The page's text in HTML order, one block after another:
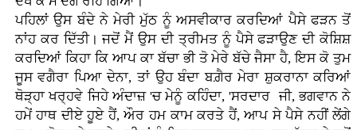
ਪਹਿਲਾਂ ਉਸ ਬੰਦੇ ਨੇ ਮੇਰੀ ਮੁੱਠ ਨੂੰ ਅਸਵੀਕਾਰ ਕਰਦਿਆਂ ਪੈਸੇ ਫੜਨ ਤੋਂ
ਨਾਂਹ ਕਰ ਦਿੱਤੀ। ਜਦੋਂ ਮੈਂ ਉਸ ਦੀ ਤ੍ਰੀਮਤ ਨੂੰ ਪੈਸੇ ਫੜਾਉਣ ਦੀ ਕੋਸ਼ਿਸ਼
ਕਰਦਿਆਂ ਕਿਹਾ ਕਿ ਆਪ ਕਾ ਬੱਚਾ ਭੀ ਤੋ ਮੇਰੇ ਬੱਚੇ ਜੈਸਾ ਹੈ, ਇਸ ਕੋ ਤੁਮ
ਜੂਸ ਵਗੈਰਾ ਪਿਆ ਦੇਨਾ, ਤਾਂ ਉਹ ਬੰਦਾ ਬਗ਼ੈਰ ਮੇਰਾ ਸ਼ੁਕਰਾਨਾ ਕਰਿਆਂ
ਥੋੜ੍ਹਾ ਖਰ੍ਹਵੇ ਜਿਹੇ ਅੰਦਾਜ਼ 'ਚ ਮੇਨੂੰ ਕਹਿੰਦਾ, 'ਸਰਦਾਰ ਜੀ, ਭਗਵਾਨ ਨੇ
ਹਮੇਂ ਹਾਥ ਦੀਏ ਹੂਏ ਹੈਂ, ਔਰ ਹਮ ਕਾਮ ਕਰਤੇ ਹੈਂ, ਆਪ ਸੇ ਪੈਸੇ ਨਹੀਂ ਲੇਂਗੇ